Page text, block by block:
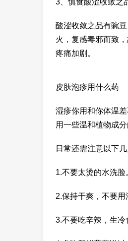
3、慎食酸涩收敛之
酸涩收敛之品有豌
火，复感毒邪而致
疼痛加剧。
皮肤泡疹用什么药
湿疹你用和你体温
用一些温和植物成
日常还需注意以下
1.不要太烫的水洗脸
2.保持干爽，不要用
3.不要吃辛辣，生冷